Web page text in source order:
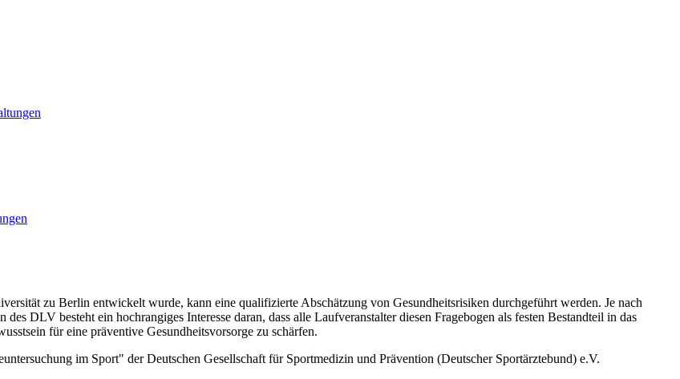
zu Berlin entwickelt wurde, kann eine qualifizierte Abschätzung von Gesundheitsrisiken durchgeführt werden. Je nach
DLV besteht ein hochrangiges Interesse daran, dass alle Laufveranstalter diesen Fragebogen als festen Bestandteil in das
für eine präventive Gesundheitsvorsorge zu schärfen.
im Sport" der Deutschen Gesellschaft für Sportmedizin und Prävention (Deutscher Sportärztebund) e.V.